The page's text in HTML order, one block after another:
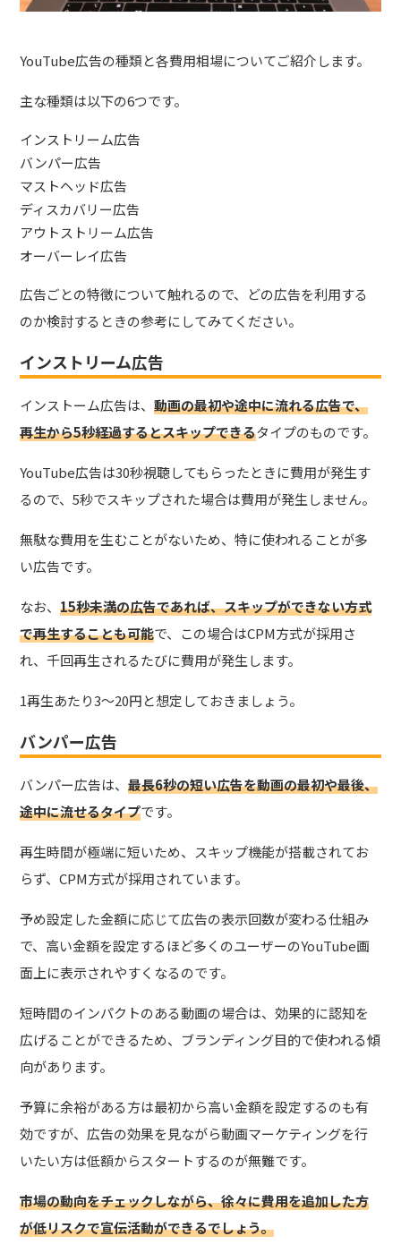
YouTube広告の種類と各費用相場についてご紹介します。
主な種類は以下の6つです。
インストリーム広告
バンパー広告
マストヘッド広告
ディスカバリー広告
アウトストリーム広告
オーバーレイ広告
広告ごとの特徴について触れるので、どの広告を利用する
のか検討するときの参考にしてみてください。
インストリーム広告
インストーム広告は、動画の最初や途中に流れる広告で、
再生から5秒経過するとスキップできるタイプのものです。
YouTube広告は30秒視聴してもらったときに費用が発生す
るので、5秒でスキップされた場合は費用が発生しません。
無駄な費用を生むことがないため、特に使われることが多
い広告です。
なお、15秒未満の広告であれば、スキップができない方式
で再生することも可能で、この場合はCPM方式が採用さ
れ、千回再生されるたびに費用が発生します。
1再生あたり3～20円と想定しておきましょう。
バンパー広告
バンパー広告は、最長6秒の短い広告を動画の最初や最後、
途中に流せるタイプです。
再生時間が極端に短いため、スキップ機能が搭載されてお
らず、CPM方式が採用されています。
予め設定した金額に応じて広告の表示回数が変わる仕組み
で、高い金額を設定するほど多くのユーザーのYouTube画
面上に表示されやすくなるのです。
短時間のインパクトのある動画の場合は、効果的に認知を
広げることができるため、ブランディング目的で使われる傾
向があります。
予算に余裕がある方は最初から高い金額を設定するのも有
効ですが、広告の効果を見ながら動画マーケティングを行
いたい方は低額からスタートするのが無難です。
市場の動向をチェックしながら、徐々に費用を追加した方
が低リスクで宣伝活動ができるでしょう。